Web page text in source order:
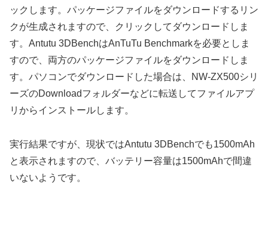
ックします。パッケージファイルをダウンロードするリン
クが生成されますので、クリックしてダウンロードしま
す。Antutu 3DBenchはAnTuTu Benchmarkを必要としま
すので、両方のパッケージファイルをダウンロードしま
す。パソコンでダウンロードした場合は、NW-ZX500シリ
ーズのDownloadフォルダーなどに転送してファイルアプ
リからインストールします。
実行結果ですが、現状ではAntutu 3DBenchでも1500mAh
と表示されますので、バッテリー容量は1500mAhで間違
いないようです。